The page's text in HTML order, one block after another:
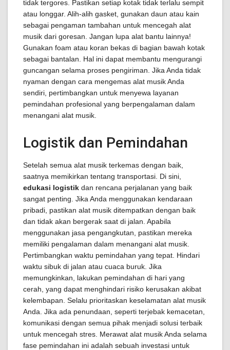
tidak tergores. Pastikan setiap kotak tidak terlalu sempit
atau longgar. Alih-alih gasket, gunakan daun atau kain
sebagai pengaman tambahan untuk mencegah alat
musik dari goresan. Jangan lupa alat bantu lainnya!
Gunakan foam atau koran bekas di bagian bawah kotak
sebagai bantalan. Hal ini dapat membantu mengurangi
guncangan selama proses pengiriman. Jika Anda tidak
nyaman dengan cara mengemas alat musik Anda
sendiri, pertimbangkan untuk menyewa layanan
pemindahan profesional yang berpengalaman dalam
menangani alat musik.
Logistik dan Pemindahan
Setelah semua alat musik terkemas dengan baik,
saatnya memikirkan tentang transportasi. Di sini,
edukasi logistik dan rencana perjalanan yang baik
sangat penting. Jika Anda menggunakan kendaraan
pribadi, pastikan alat musik ditempatkan dengan baik
dan tidak akan bergerak saat di jalan. Apabila
menggunakan jasa pengangkutan, pastikan mereka
memiliki pengalaman dalam menangani alat musik.
Pertimbangkan waktu pemindahan yang tepat. Hindari
waktu sibuk di jalan atau cuaca buruk. Jika
memungkinkan, lakukan pemindahan di hari yang
cerah, yang dapat menghindari risiko kerusakan akibat
kelembapan. Selalu prioritaskan keselamatan alat musik
Anda. Jika ada penundaan, seperti terjebak kemacetan,
komunikasi dengan semua pihak menjadi solusi terbaik
untuk mencegah stres. Merawat alat musik Anda selama
fase pemindahan ini adalah sebuah investasi untuk